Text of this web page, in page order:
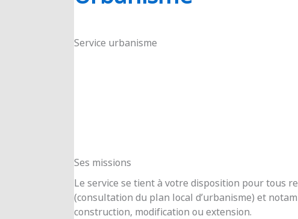
Service urbanisme
Ses missions
Le service se tient à votre disposition pour tous
(consultation du plan local d’urbanisme) et
construction, modification ou extension.